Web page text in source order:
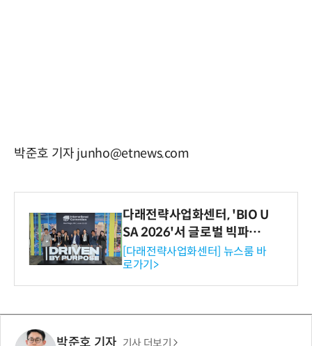
박준호 기자 junho@etnews.com
다래전략사업화센터, 'BIO U
SA 2026'서 글로벌 빅파마
와의 비즈니스 미팅 지원…K
-바이오 해외 진출 교두보 확
보
[다래전략사업화센터] 뉴스룸 바
로가기>
박준호 기자 기사 더보기